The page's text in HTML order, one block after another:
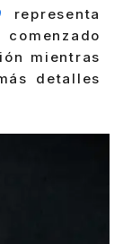
representa
mientras
detalles